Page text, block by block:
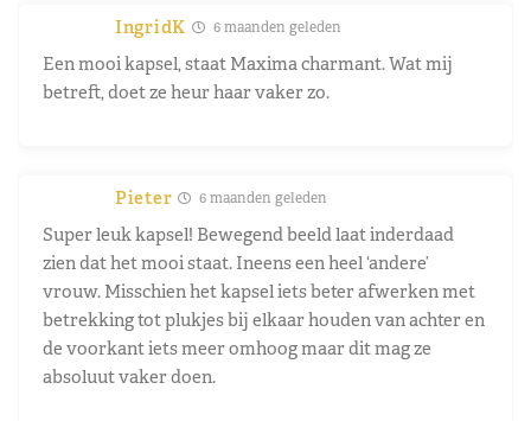
IngridK 6 maanden geleden
Een mooi kapsel, staat Maxima charmant. Wat mij
betreft, doet ze heur haar vaker zo.
Pieter 6 maanden geleden
Super leuk kapsel! Bewegend beeld laat inderdaad
zien dat het mooi staat. Ineens een heel ‘andere’
vrouw. Misschien het kapsel iets beter afwerken met
betrekking tot plukjes bij elkaar houden van achter en
de voorkant iets meer omhoog maar dit mag ze
absoluut vaker doen.